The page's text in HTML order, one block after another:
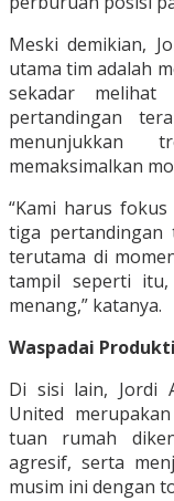
Meski demikian,
utama tim adalah
sekadar
pertandingan
menunjukkan
memaksimalkan
“Kami harus
tiga pertandingan
terutama di
tampil seperti
menang,” katanya.
Waspadai
Di sisi lain, Jordi
United
tuan rumah
agresif, serta
musim ini dengan